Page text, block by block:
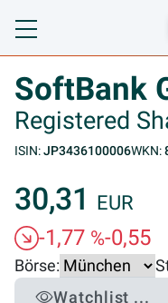
Toggle navigation
SoftBank
Registered
ISIN:JP3436100006WKN:
30,31 EUR
-1,77 %-0,55
Börse:
Watchlist ...